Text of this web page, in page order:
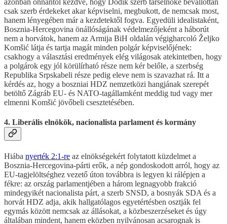
azonban onnantól kezdve, hogy Dodik szerb társelnöke bevallottan
csak szerb érdekeket akar képviselni, megbukott, de nemcsak most,
hanem lényegében már a kezdetektől fogva. Egyedüli idealistaként,
Bosznia-Hercegovina önállóságának védelmezőjeként a háborút
nem a horvátok, hanem az Armija BiH oldalán végigharcoló Željko
Komšić látja és tartja magát minden polgár képviselőjének:
csakhogy a választási eredmények elég világosak atekintetben, hogy
a polgárok egy jól körülírható része nem kér belőle, a szerbség
Republika Srpskabeli része pedig eleve nem is szavazhat rá. Itt a
kérdés az, hogy a boszniai HDZ nemzetközi hangjának szerepét
betöltő Zágráb EU- és NATO-tagállamként meddig tud vagy mer
elmenni Komšić jövőbeli csesztetésében.
4. Liberális elnökök, nacionalista parlament és kormány
Hiába nyerték 2:1-re az elnökségekért folytatott küzdelmet a
Bosznia-Hercegovina-párti erők, a nép gondoskodott arról, hogy az
EU-tagjelöltséghez vezető úton továbbra is legyen ki rálépjen a
fékre: az ország parlamentjében a három legnagyobb frakció
mindegyikét nacionalista párt, a szerb SNSD, a bosnyák SDA és a
horvát HDZ adja, akik hallgatólagos egyetértésben osztják fel
egymás között nemcsak az állásokat, a közbeszerzéseket és úgy
általában mindent, hanem eközben nyilvánosan acsarognak is